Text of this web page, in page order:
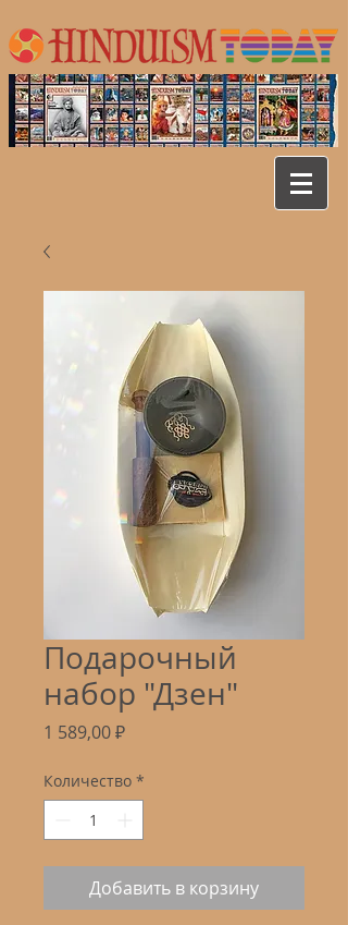
Подарочный
набор "Дзен"
1 589,00 ₽Цена
Количество *
Добавить в корзину